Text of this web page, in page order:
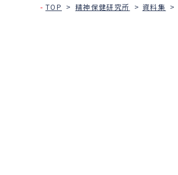
TOP 精神保健研究所 資料集